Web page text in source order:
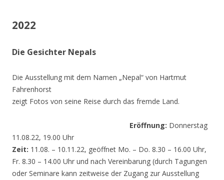
2022
Die Gesichter Nepals
Die Ausstellung mit dem Namen „Nepal“ von Hartmut
Fahrenhorst
zeigt Fotos von seine Reise durch das fremde Land.
Eröffnung: Donnerstag
11.08.22, 19.00 Uhr
Zeit: 11.08. – 10.11.22, geöffnet Mo. – Do. 8.30 – 16.00 Uhr,
Fr. 8.30 – 14.00 Uhr und nach Vereinbarung (durch Tagungen
oder Seminare kann zeitweise der Zugang zur Ausstellung